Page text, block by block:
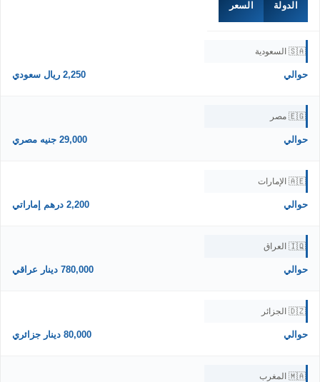
الدولة السعر
🇸🇦 السعودية
حوالي 2,250 ريال سعودي
🇪🇬 مصر
حوالي 29,000 جنيه مصري
🇦🇪 الإمارات
حوالي 2,200 درهم إماراتي
🇮🇶 العراق
حوالي 780,000 دينار عراقي
🇩🇿 الجزائر
حوالي 80,000 دينار جزائري
🇲🇦 المغرب